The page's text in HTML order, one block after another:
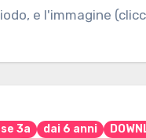
e l'immagine
3a dai 6 anni